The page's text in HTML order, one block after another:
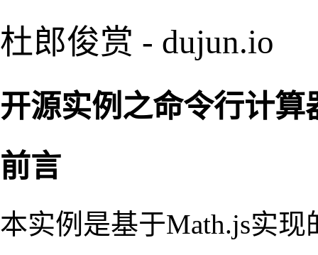
杜郎俊赏 - dujun.io
开源实例之命令行计算
前言
本实例是基于Math.js实